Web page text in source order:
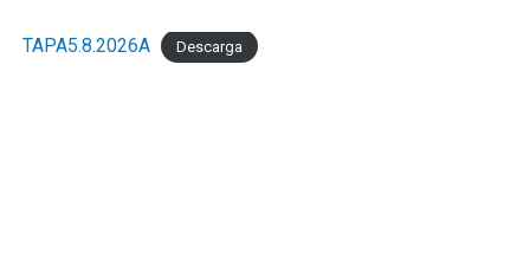
TAPA5.8.2026A Descarga